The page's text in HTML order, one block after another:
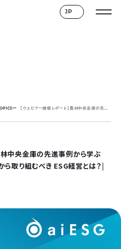
JP
【ウェビナー開催レポート】農林中央金庫の先進事例から学ぶTNFDの第一歩：企業がこれから取り組むべき ESG経営とは？| 株式会社aiESG
林中央金庫の先進事例から学ぶ
取り組むべき ESG経営とは？|